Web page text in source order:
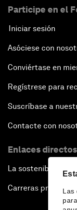
Las
Participe en el
Iniciar sesión
Asóciese con
Conviértase en
Regístrese para
Suscríbase a
Contacte con
Enlaces directos
La sostenibilidad
Carreras